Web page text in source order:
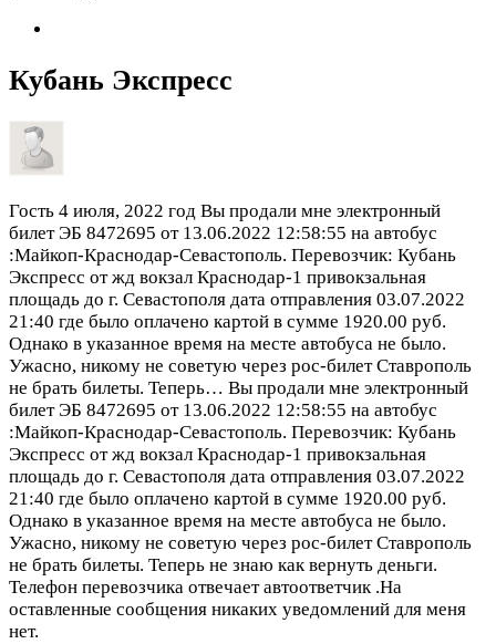
Кубань Экспресс
Гость 4 июля, 2022 год Вы продали мне электронный
билет ЭБ 8472695 от 13.06.2022 12:58:55 на автобус
:Майкоп-Краснодар-Севастополь. Перевозчик: Кубань
Экспресс от жд вокзал Краснодар-1 привокзальная
площадь до г. Севастополя дата отправления 03.07.2022
21:40 где было оплачено картой в сумме 1920.00 руб.
Однако в указанное время на месте автобуса не было.
Ужасно, никому не советую через рос-билет Ставрополь
не брать билеты. Теперь… Вы продали мне электронный
билет ЭБ 8472695 от 13.06.2022 12:58:55 на автобус
:Майкоп-Краснодар-Севастополь. Перевозчик: Кубань
Экспресс от жд вокзал Краснодар-1 привокзальная
площадь до г. Севастополя дата отправления 03.07.2022
21:40 где было оплачено картой в сумме 1920.00 руб.
Однако в указанное время на месте автобуса не было.
Ужасно, никому не советую через рос-билет Ставрополь
не брать билеты. Теперь не знаю как вернуть деньги.
Телефон перевозчика отвечает автоответчик .На
оставленные сообщения никаких уведомлений для меня
нет.